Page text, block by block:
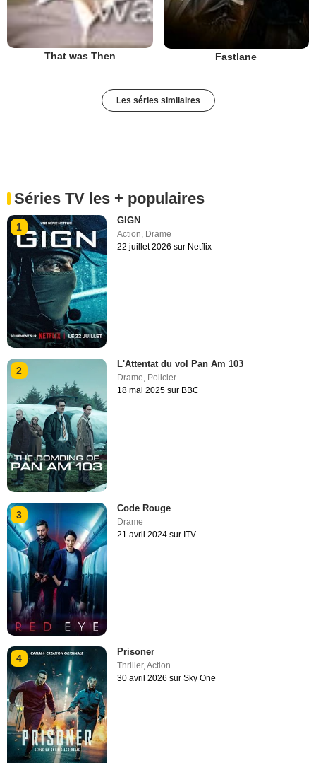
That was Then Fastlane
Les séries similaires
Séries TV les + populaires
1
GIGN
Action, Drame
22 juillet 2026 sur Netflix
2
L'Attentat du vol Pan Am 103
Drame, Policier
18 mai 2025 sur BBC
3
Code Rouge
Drame
21 avril 2024 sur ITV
4
Prisoner
Thriller,Action
30 avril 2026 sur Sky One